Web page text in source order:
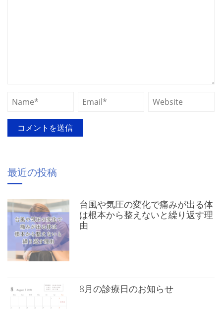
最近の投稿
台風や気圧の変化で痛みが出る体
は根本から整えないと繰り返す理
由
8月の診療日のお知らせ